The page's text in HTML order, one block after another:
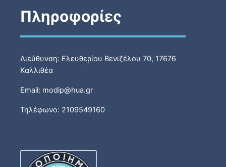
Πληροφορίες
Διεύθυνση: Ελευθερίου Βενιζέλου 70, 17676
Καλλιθέα
Email: modip@hua.gr
Τηλέφωνο: 2109549160